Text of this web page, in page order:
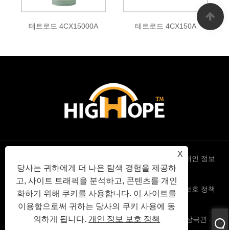
테트로드 4CX15000A 테트로드 4CX150A
X
당사는 귀하에게 더 나은 탐색 경험을 제공하
고, 사이트 트래픽을 분석하고, 콘텐츠를 개인
화하기 위해 쿠키를 사용합니다. 이 사이트를
이용함으로써 귀하는 당사의 쿠키 사용에 동
의하게 됩니다. 개인 정보 보호 정책
개인 정보
보호 정책
Copyright © 2022 High Hope International Inc - 진공관 삼극관 - All